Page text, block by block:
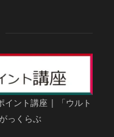
イント講座 | 「ウルト
っくらぶ